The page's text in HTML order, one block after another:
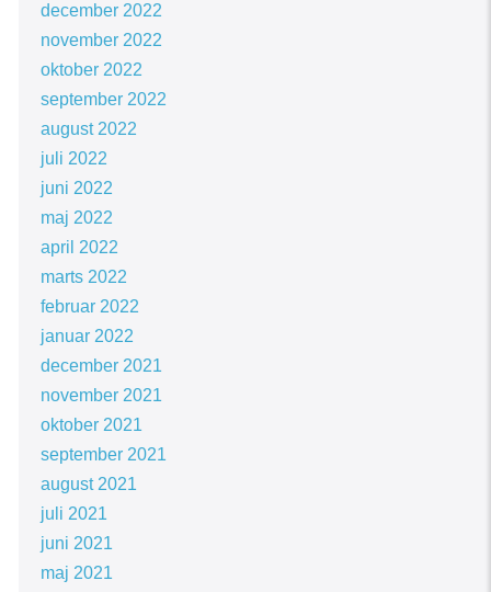
december 2022
november 2022
oktober 2022
september 2022
august 2022
juli 2022
juni 2022
maj 2022
april 2022
marts 2022
februar 2022
januar 2022
december 2021
november 2021
oktober 2021
september 2021
august 2021
juli 2021
juni 2021
maj 2021